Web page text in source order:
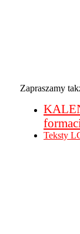
Zapraszamy
Teksty